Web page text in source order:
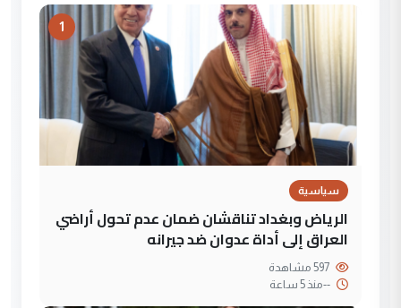
1
سياسية
الرياض وبغداد تناقشان ضمان عدم تحول أراضي
العراق إلى أداة عدوان ضد جيرانه
--منذ 5 ساعة